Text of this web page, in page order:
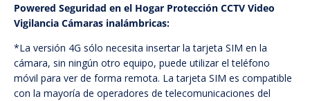
Powered Seguridad en el Hogar Protección CCTV Video
Vigilancia Cámaras inalámbricas:
*La versión 4G sólo necesita insertar la tarjeta SIM en la
cámara, sin ningún otro equipo, puede utilizar el teléfono
móvil para ver de forma remota. La tarjeta SIM es compatible
con la mayoría de operadores de telecomunicaciones del